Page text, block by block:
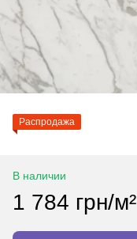
Распродажа
В наличии
1 784 грн/м²